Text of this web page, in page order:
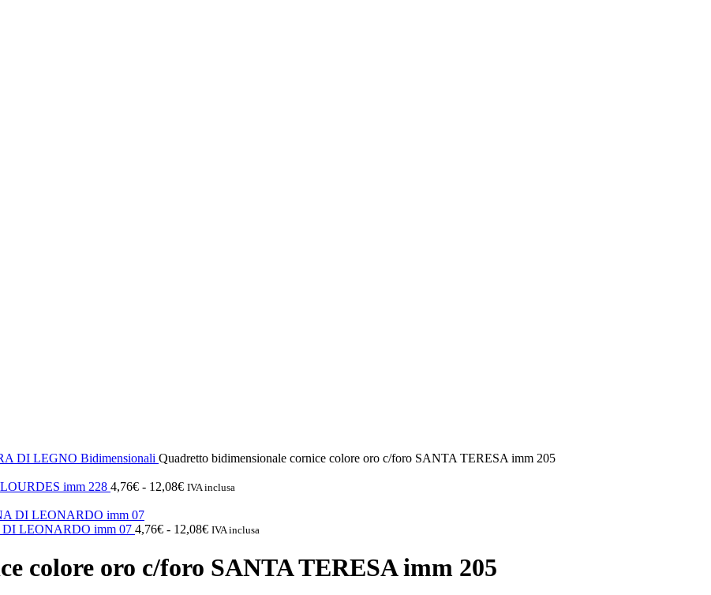
DI LEGNO Bidimensionali Quadretto bidimensionale cornice colore oro c/foro SANTA TERESA imm 205
imm 228 4,76€ - 12,08€Fascia
da
12,08€
IVA inclusa
DI LEONARDO imm 07 4,76€ - 12,08€Fascia
prezzo:
da
IVA inclusa
colore oro c/foro SANTA TERESA imm 205